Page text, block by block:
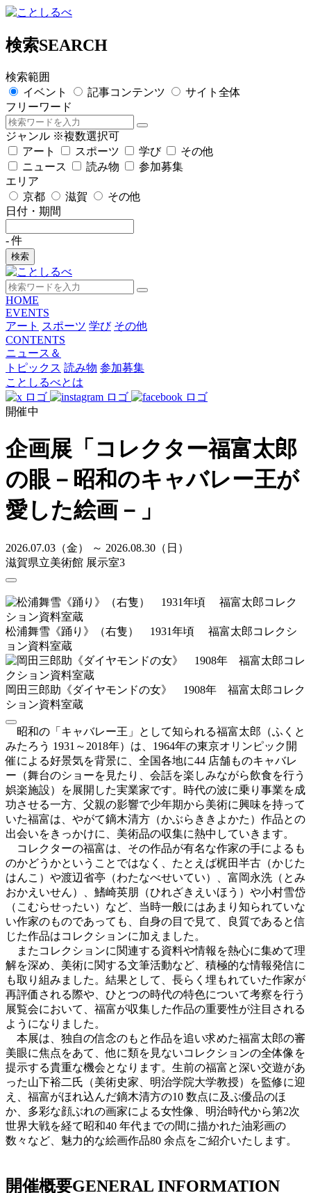
検索SEARCH
検索範囲
イベント
記事コンテンツ
サイト全体
フリーワード
ジャンル ※複数選択可
アート
スポーツ 学び
その他
ニュース
読み物
参加募集
エリア
京都
滋賀
その他
日付・期間
- 件
検索
HOME
EVENTS
アート スポーツ 学び その他
CONTENTS
ニュース＆
トピックス 読み物 参加募集
ことしるべとは
開催中
企画展「コレクター福富太郎
の眼－昭和のキャバレー王が
愛した絵画－」
2026.07.03（金） ～ 2026.08.30（日）
滋賀県立美術館 展示室3
松浦舞雪《踊り》（右隻） 1931年頃 福富太郎コレクシ
ョン資料室蔵
岡田三郎助《ダイヤモンドの女》 1908年 福富太郎コレク
ション資料室蔵
昭和の「キャバレー王」として知られる福富太郎（ふくと
みたろう 1931～2018年）は、1964年の東京オリンピック開
催による好景気を背景に、全国各地に44 店舗ものキャバレ
ー（舞台のショーを見たり、会話を楽しみながら飲食を行う
娯楽施設）を展開した実業家です。時代の波に乗り事業を成
功させる一方、父親の影響で少年期から美術に興味を持って
いた福富は、やがて鏑木清方（かぶらききよかた）作品との
出会いをきっかけに、美術品の収集に熱中していきます。
コレクターの福富は、その作品が有名な作家の手によるも
のかどうかということではなく、たとえば梶田半古（かじた
はんこ）や渡辺省亭（わたなべせいてい）、富岡永洗（とみ
おかえいせん）、鰭崎英朋（ひれざきえいほう）や小村雪岱
（こむらせったい）など、当時一般にはあまり知られていな
い作家のものであっても、自身の目で見て、良質であると信
じた作品はコレクションに加えました。
またコレクションに関連する資料や情報を熱心に集めて理
解を深め、美術に関する文筆活動など、積極的な情報発信に
も取り組みました。結果として、長らく埋もれていた作家が
再評価される際や、ひとつの時代の特色について考察を行う
展覧会において、福富が収集した作品の重要性が注目される
ようになりました。
本展は、独自の信念のもと作品を追い求めた福富太郎の審
美眼に焦点をあて、他に類を見ないコレクションの全体像を
提示する貴重な機会となります。生前の福富と深い交遊があ
った山下裕二氏（美術史家、明治学院大学教授）を監修に迎
え、福富がほれ込んだ鏑木清方の10 数点に及ぶ優品のほ
か、多彩な顔ぶれの画家による女性像、明治時代から第2次
世界大戦を経て昭和40 年代までの間に描かれた油彩画の
数々など、魅力的な絵画作品80 余点をご紹介いたします。
開催概要GENERAL INFORMATION